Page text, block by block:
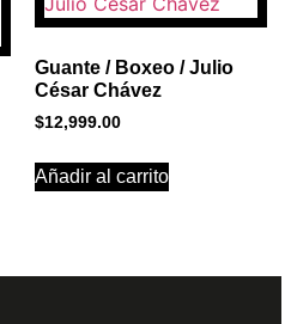
Guante / Boxeo / Julio
César Chávez
$12,999.00
Añadir al carrito